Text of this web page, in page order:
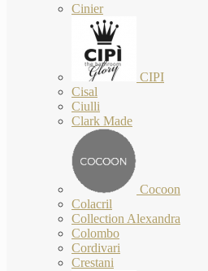
Cinier
CIPI
Cisal
Ciulli
Clark Made
Cocoon
Colacril
Collection Alexandra
Colombo
Cordivari
Crestani